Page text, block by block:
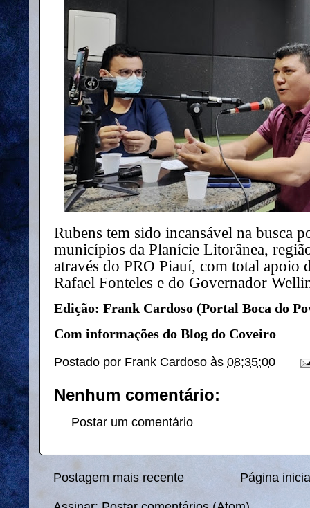
Rubens tem sido incansável na busca
municípios da Planície Litorânea,
através do PRO Piauí, com total apoio
Rafael Fonteles e do Governador
Edição: Frank Cardoso (Portal Boca do
Com informações do Blog do Coveiro
Postado por Frank Cardoso às 08:35:00
Nenhum comentário:
Postar um comentário
Postagem mais recente Página